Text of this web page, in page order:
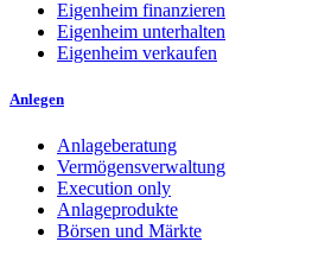
Eigenheim finanzieren
Eigenheim unterhalten
Eigenheim verkaufen
Anlegen
Anlageberatung
Vermögensverwaltung
Execution only
Anlageprodukte
Börsen und Märkte